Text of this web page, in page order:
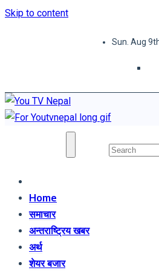
Skip to content
Sun. Aug
Home
समाचार
अन्तराष्ट्रिय खबर
अर्थ
शेयर बजार